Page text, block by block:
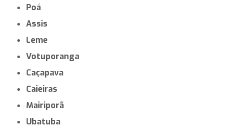
Poá
Assis
Leme
Votuporanga
Caçapava
Caieiras
Mairiporã
Ubatuba